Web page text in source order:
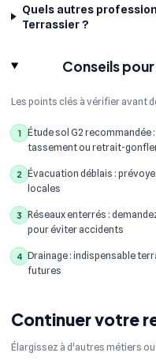
Quels autres
Terrassier ?
Conseils
Les points clés à vérifier avant
1
Étude sol G2
tassement ou retrait-
2
Évacuation déblais :
locales
3
Réseaux enterrés :
pour éviter accidents
4 Drainage : indispensable
futures
Continuer votre
Élargissez à d'autres métiers